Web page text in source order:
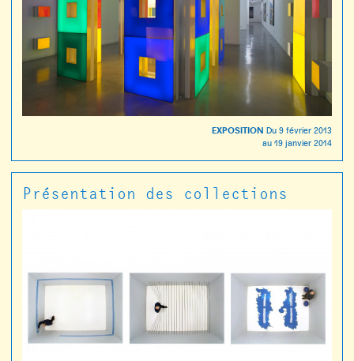
EXPOSITION Du 9 février 2013
au 19 janvier 2014
Présentation des collections